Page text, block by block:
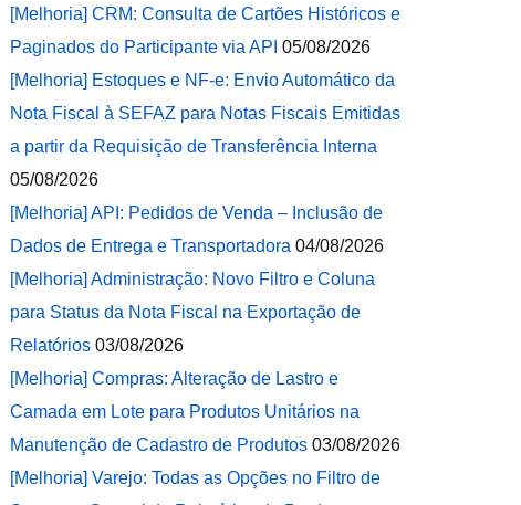
[Melhoria] CRM: Consulta de Cartões Históricos e
Paginados do Participante via API 05/08/2026
[Melhoria] Estoques e NF-e: Envio Automático da
Nota Fiscal à SEFAZ para Notas Fiscais Emitidas
a partir da Requisição de Transferência Interna
05/08/2026
[Melhoria] API: Pedidos de Venda – Inclusão de
Dados de Entrega e Transportadora 04/08/2026
[Melhoria] Administração: Novo Filtro e Coluna
para Status da Nota Fiscal na Exportação de
Relatórios 03/08/2026
[Melhoria] Compras: Alteração de Lastro e
Camada em Lote para Produtos Unitários na
Manutenção de Cadastro de Produtos 03/08/2026
[Melhoria] Varejo: Todas as Opções no Filtro de